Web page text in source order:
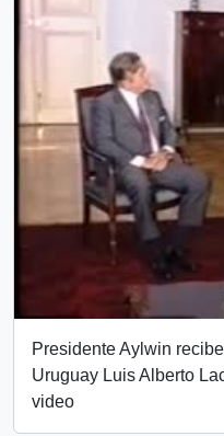
Presidente Aylwin
Uruguay Luis Alberto
video